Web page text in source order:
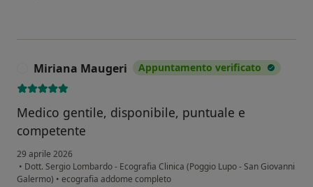
Miriana Maugeri Appuntamento verificato
Medico gentile, disponibile, puntuale e
competente
29 aprile 2026
• Dott. Sergio Lombardo - Ecografia Clinica (Poggio Lupo - San Giovanni
Galermo) • ecografia addome completo